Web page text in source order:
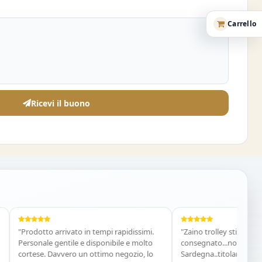
Carrello
Ricevi il buono
arrivato in tempi rapidissimi.
gentile e disponibile e molto
Davvero un ottimo negozio, lo
"Zaino trolley stitch
consegnato...nonostante
Sardegna..titolare